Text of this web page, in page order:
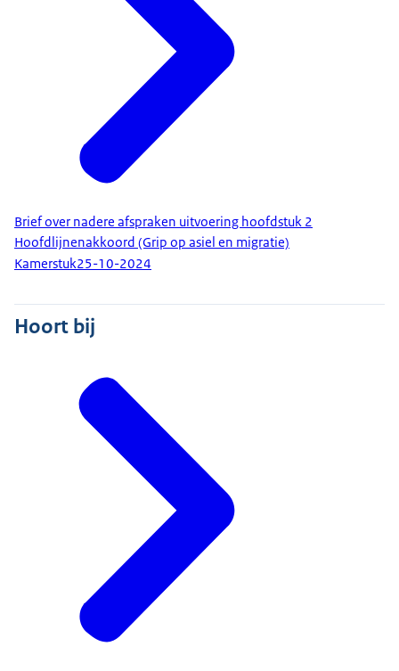
Brief over nadere afspraken uitvoering hoofdstuk 2
Hoofdlijnenakkoord (Grip op asiel en migratie)
Kamerstuk25-10-2024
Hoort bij